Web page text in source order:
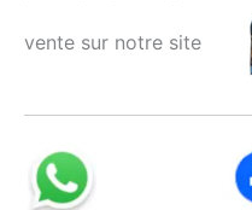
vente sur notre site